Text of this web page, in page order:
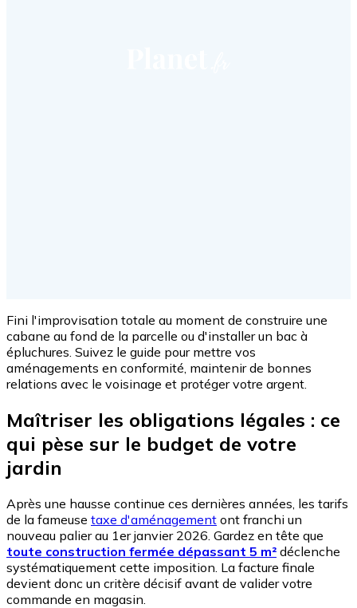
Fini l'improvisation totale au moment de construire une
cabane au fond de la parcelle ou d'installer un bac à
épluchures. Suivez le guide pour mettre vos
aménagements en conformité, maintenir de bonnes
relations avec le voisinage et protéger votre argent.
Maîtriser les obligations légales : ce
qui pèse sur le budget de votre
jardin
Après une hausse continue ces dernières années, les tarifs
de la fameuse taxe d'aménagement ont franchi un
nouveau palier au 1er janvier 2026. Gardez en tête que
toute construction fermée dépassant 5 m² déclenche
systématiquement cette imposition. La facture finale
devient donc un critère décisif avant de valider votre
commande en magasin.